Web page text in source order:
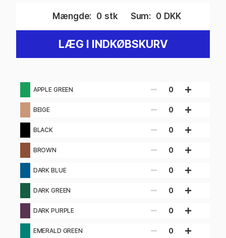
Mængde: 0 stk Sum: 0 DKK
LÆG I INDKØBSKURV
APPLE GREEN 0
BEIGE 0
BLACK 0
BROWN 0
DARK BLUE 0
DARK GREEN 0
DARK PURPLE 0
EMERALD GREEN 0